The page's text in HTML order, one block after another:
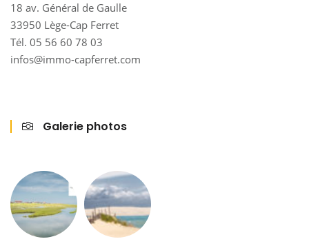
18 av. Général de Gaulle
33950 Lège-Cap Ferret
Tél. 05 56 60 78 03
infos@immo-capferret.com
Galerie photos